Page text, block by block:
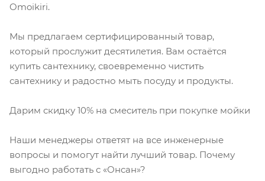
Omoikiri.
Мы предлагаем сертифицированный товар,
который прослужит десятилетия. Вам остаётся
купить сантехнику, своевременно чистить
сантехнику и радостно мыть посуду и продукты.
Дарим скидку 10% на смеситель при покупке мойки
Наши менеджеры ответят на все инженерные
вопросы и помогут найти лучший товар. Почему
выгодно работать с «Онсан»?